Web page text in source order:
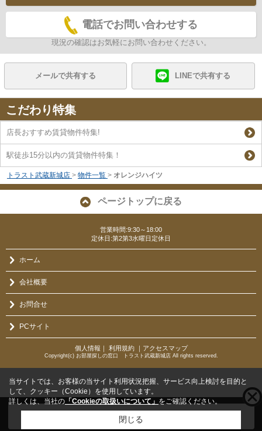
電話でお問い合わせする
現況の確認はお気軽にお問い合わせください。
メールで共有する LINEで共有する
こだわり特集
店長おすすめ賃貸物件特集!
駅徒歩15分以内の賃貸物件特集！
トラスト武蔵新城店 > 物件一覧 > オレンジハイツ
ページトップに戻る
営業時間:9:30～18:00
定休日:第2第3水曜日定休日
ホーム
会社概要
お問合せ
PCサイト
個人情報 利用規約｜ アクセスマップ
Copyright(c) お部屋探しの窓口 トラスト武蔵新城店 All rights reserved.
こちらの物件をご覧の方にお勧めな物件
当サイトでは、お客様の当サイト利用状況把握、サービス向上検討を目的と
して、クッキー（Cookie）を使用しています。
詳しくは、当社の 「Cookieの取扱いについて」 をご確認ください。
閉じる